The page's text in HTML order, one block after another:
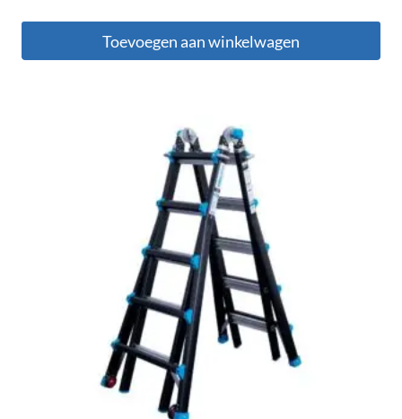
Toevoegen aan winkelwagen